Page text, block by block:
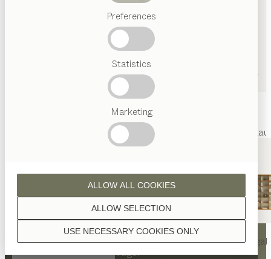
Preferences
Statistics
Marketing
USE NECESSARY COOKIES ONLY
ALLOW SELECTION
ALLOW ALL COOKIES
Österreichisches
Handwerk
nyaTisch nyaStuhl filignoRegal
Referenzen Kontakt
KONTAKT
TEAM 7 Ingolstadt by Wäger